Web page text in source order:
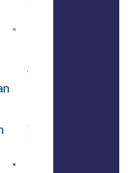
yang
August 4,
2026